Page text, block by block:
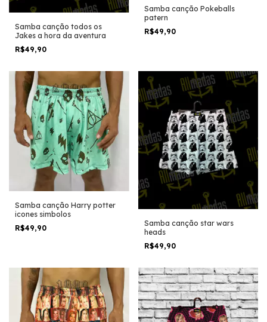
Samba canção todos os
Jakes a hora da aventura
R$49,90
Samba canção Pokeballs
patern
R$49,90
Samba canção Harry potter
icones simbolos
R$49,90
Samba canção star wars
heads
R$49,90